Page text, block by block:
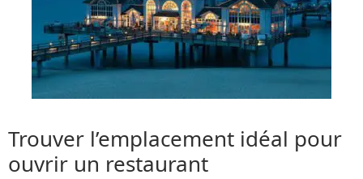
Trouver l’emplacement idéal pour
ouvrir un restaurant